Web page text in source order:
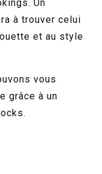
Un
à trouver celui
et au style
vous
grâce à un